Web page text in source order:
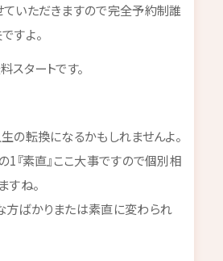
いただきますので完全予約制誰
すよ。
スタートです。
の転換になるかもしれませんよ。
『素直』ここ大事ですので個別相
すね。
ばかりまたは素直に変わられ